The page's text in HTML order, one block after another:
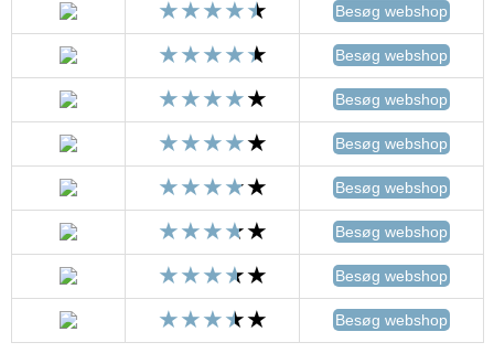
Besøg webshop
Besøg webshop
Besøg webshop
Besøg webshop
Besøg webshop
Besøg webshop
Besøg webshop
Besøg webshop